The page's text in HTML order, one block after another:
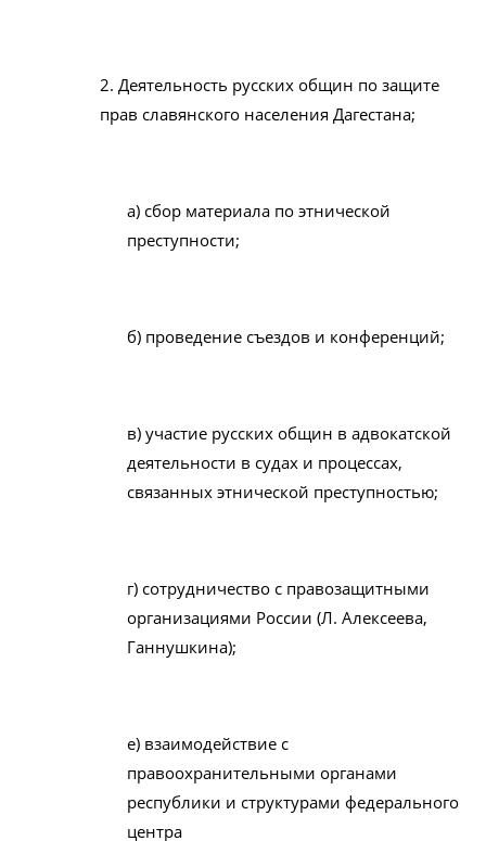
2. Деятельность русских общин по защите
прав славянского населения Дагестана;
а) сбор материала по этнической
преступности;
б) проведение съездов и конференций;
в) участие русских общин в адвокатской
деятельности в судах и процессах,
связанныx этнической преступностью;
г) сотрудничество с правозащитными
организациями России (Л. Алексеева,
Ганнушкина);
е) взаимодействие с
правоохранительными органами
республики и структурами федерального
центра